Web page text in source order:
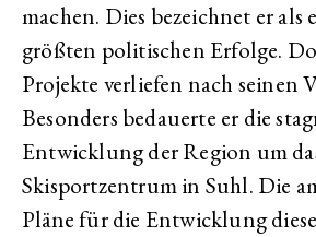
machen. Dies bezeichnet er als
größten politischen Erfolge.
Projekte verliefen nach seinen
Besonders bedauerte er die
Entwicklung der Region um
Skisportzentrum in Suhl. Die
Pläne für die Entwicklung